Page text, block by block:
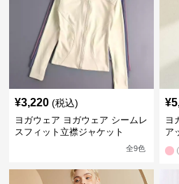
¥3,220 (税込)
ヨガウェア ヨガウェア シームレ
スフィット立襟ジャケット
全9色
¥
ヨ
ア